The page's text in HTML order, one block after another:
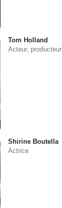
Tom Holland
Acteur, producteur
Shirine Boutella
Actrice